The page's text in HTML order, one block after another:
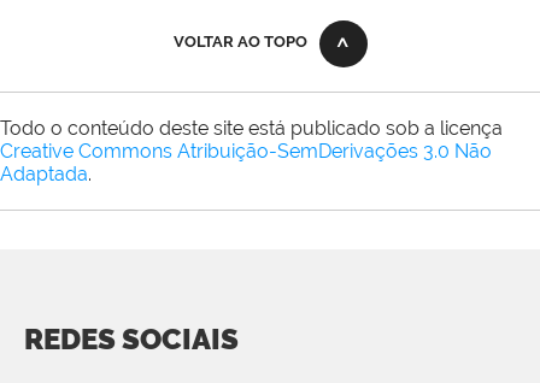
VOLTAR AO TOPO
Todo o conteúdo deste site está publicado sob a licença
Creative Commons Atribuição-SemDerivações 3.0 Não
Adaptada.
REDES SOCIAIS